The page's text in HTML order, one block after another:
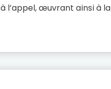
l’appel, œuvrant ainsi à
sur le tribunal judiciaire